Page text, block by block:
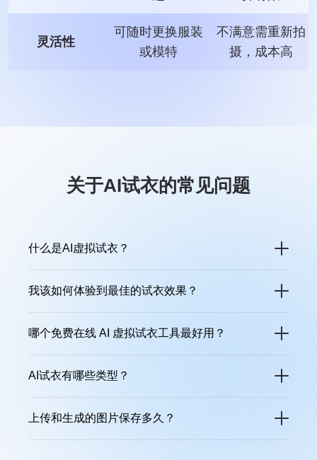
灵活性
可随时更换服装
或模特
不满意需重新拍
摄，成本高
关于AI试衣的常见问题
什么是AI虚拟试衣？
我该如何体验到最佳的试衣效果？
哪个免费在线 AI 虚拟试衣工具最好用？
AI试衣有哪些类型？
上传和生成的图片保存多久？